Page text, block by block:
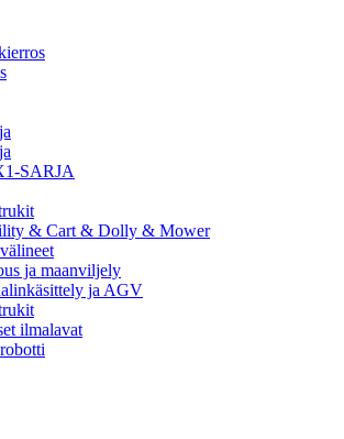
SARJA
& Cart & Dolly & Mower
ja maanviljely
ja AGV
ilmalavat